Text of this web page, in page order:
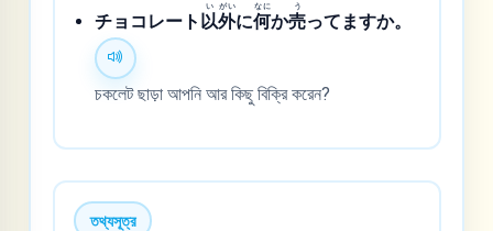
チョコレート 以
い
外
がい
に何
なに
か売
う
ってますか。
চকলেট ছাড়া আপনি আর কিছু বিক্রি করেন?
তথ্যসূত্র